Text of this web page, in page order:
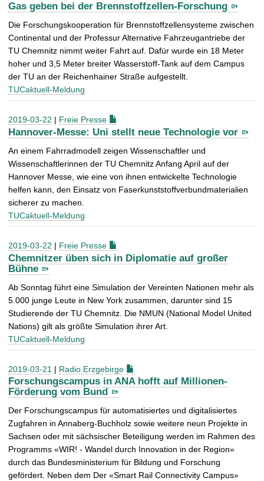
Gas geben bei der Brennstoffzellen-Forschung
Die Forschungskooperation für Brennstoffzellensysteme zwischen
Continental und der Professur Alternative Fahrzeugantriebe der
TU Chemnitz nimmt weiter Fahrt auf. Dafür wurde ein 18 Meter
hoher und 3,5 Meter breiter Wasserstoff-Tank auf dem Campus
der TU an der Reichenhainer Straße aufgestellt.
TUCaktuell-Meldung
2019-03-22 | Freie Presse
Hannover-Messe: Uni stellt neue Technologie vor
An einem Fahrradmodell zeigen Wissenschaftler und
Wissenschaftlerinnen der TU Chemnitz Anfang April auf der
Hannover Messe, wie eine von ihnen entwickelte Technologie
helfen kann, den Einsatz von Faserkunststoffverbundmaterialien
sicherer zu machen.
TUCaktuell-Meldung
2019-03-22 | Freie Presse
Chemnitzer üben sich in Diplomatie auf großer
Bühne
Ab Sonntag führt eine Simulation der Vereinten Nationen mehr als
5.000 junge Leute in New York zusammen, darunter sind 15
Studierende der TU Chemnitz. Die NMUN (National Model United
Nations) gilt als größte Simulation ihrer Art.
TUCaktuell-Meldung
2019-03-21 | Radio Erzgebirge
Forschungscampus in ANA hofft auf Millionen-
Förderung vom Bund
Der Forschungscampus für automatisiertes und digitalisiertes
Zugfahren in Annaberg-Buchholz sowie weitere neun Projekte in
Sachsen oder mit sächsischer Beteiligung werden im Rahmen des
Programms «WIR! - Wandel durch Innovation in der Region»
durch das Bundesministerium für Bildung und Forschung
gefördert. Neben dem Der «Smart Rail Connectivity Campus»